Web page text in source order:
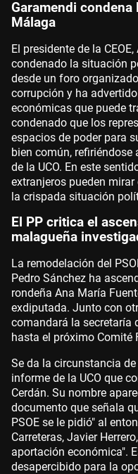
Garamendi
Málaga
El presidente de la
condenado la situación
desde un foro
corrupción y ha
económicas que puede
condenado que los
espacios de poder para
bien común,
de la UCO. En este
extranjeros pueden
la crispada situación
El PP critica el
malagueña
La remodelación del
Pedro Sánchez ha
rondeña Ana María
exdiputada. Junto con
comandará la secretaría
hasta el próximo Comité
Se da la circunstancia
informe de la UCO que
Cerdán. Su nombre
documento que señala
PSOE se le pidió" al
Carreteras, Javier
aportación económica".
desapercibido para la